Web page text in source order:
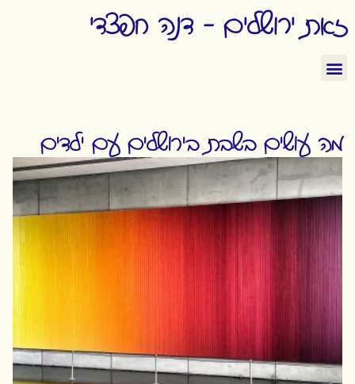
זאת ירושלים - דנה חפצדי
מה עושים בשבת בירושלים עם ילדים